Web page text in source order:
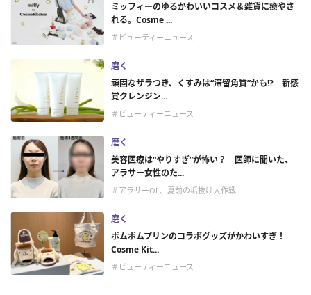
ミッフィーのゆるかわいいコスメ＆雑貨に癒やさ
れる。Cosme ...
＃ビューティーニュース
磨く
頑固なザラつき、くすみは“滞留角質”かも!? 新感
覚クレンジン...
＃ビューティーニュース
磨く
美容医療は“やりすぎ”が怖い？ 医師に聞いた、
アラサー女性のた...
＃アラサーOL、夏前の垢抜け大作戦
磨く
ポムポムプリンのコラボグッズがかわいすぎ！
Cosme Kit...
＃ビューティーニュース